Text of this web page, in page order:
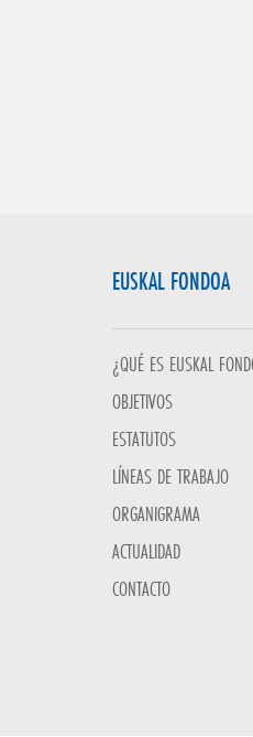
EUSKAL FONDOA
¿QUÉ ES EUSKAL
OBJETIVOS
ESTATUTOS
LÍNEAS DE TRABAJO
ORGANIGRAMA
ACTUALIDAD
CONTACTO